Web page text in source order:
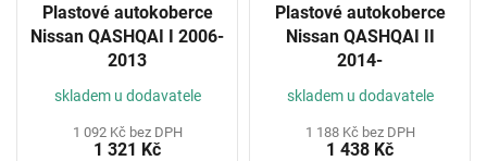
Plastové autokoberce
Nissan QASHQAI I 2006-
2013
skladem u dodavatele
1 092 Kč bez DPH
1 321 Kč
Plastové autokoberce
Nissan QASHQAI II
2014-
skladem u dodavatele
1 188 Kč bez DPH
1 438 Kč